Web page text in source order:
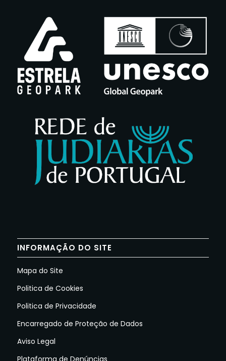
INFORMAÇÃO DO SITE
Mapa do Site
Politica de Cookies
Politica de Privacidade
Encarregado de Proteção de Dados
Aviso Legal
Plataforma de Denúncias